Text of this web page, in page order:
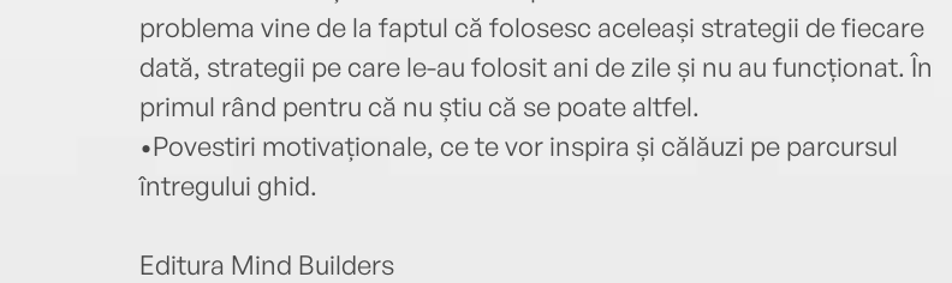
problema vine de la faptul că folosesc aceleași strategii de fiecare
dată, strategii pe care le-au folosit ani de zile și nu au funcționat. În
primul rând pentru că nu știu că se poate altfel.
•Povestiri motivaționale, ce te vor inspira și călăuzi pe parcursul
întregului ghid.
Editura Mind Builders